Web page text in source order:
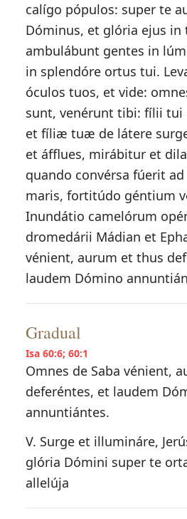
calígo pópulos: super te
Dóminus, et glória ejus in
ambulábunt gentes in
in splendóre ortus tui.
óculos tuos, et vide:
sunt, venérunt tibi: fílii tui
et fíliæ tuæ de látere
et áfflues, mirábitur et
quando convérsa fúerit
maris, fortitúdo géntium
Inundátio camelórum
dromedárii Mádian et
vénient, aurum et thus
laudem Dómino
Gradual
Isa 60:6; 60:1
Omnes de Saba vénient,
deferéntes, et laudem
annuntiántes.
V. Surge et illumináre,
glória Dómini super te
allelúja